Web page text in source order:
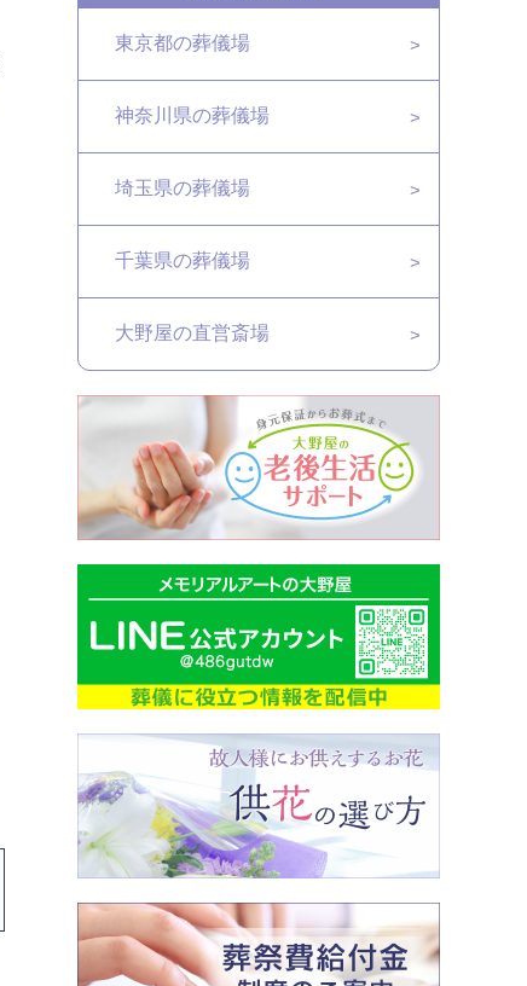
東京都の葬儀場
神奈川県の葬儀場
埼玉県の葬儀場
千葉県の葬儀場
大野屋の直営斎場